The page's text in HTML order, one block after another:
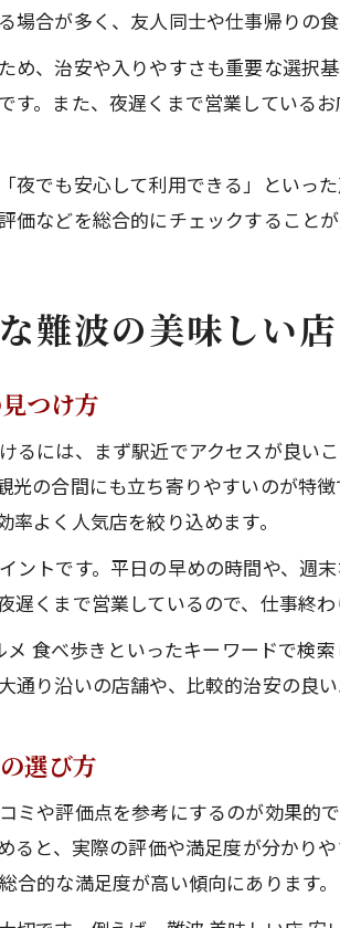
合が多く、友人同士や仕事帰りの食
め、治安や入りやすさも重要な選択
す。また、夜遅くまで営業している
夜でも安心して利用できる」といっ
などを総合的にチェックすることが
難波の美味しい
つけ方
るには、まず駅近でアクセスが良い
光の合間にも立ち寄りやすいのが特
よく人気店を絞り込めます。
ントです。平日の早めの時間や、週
くまで営業しているので、仕事終
食べ歩きといったキーワードで検
り沿いの店舗や、比較的治安の良い
選び方
ミや評価点を参考にするのが効果的
ると、実際の評価や満足度が分かり
的な満足度が高い傾向にあります。